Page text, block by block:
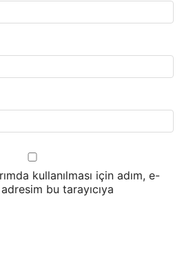
kullanılması için adım, e-
bu tarayıcıya